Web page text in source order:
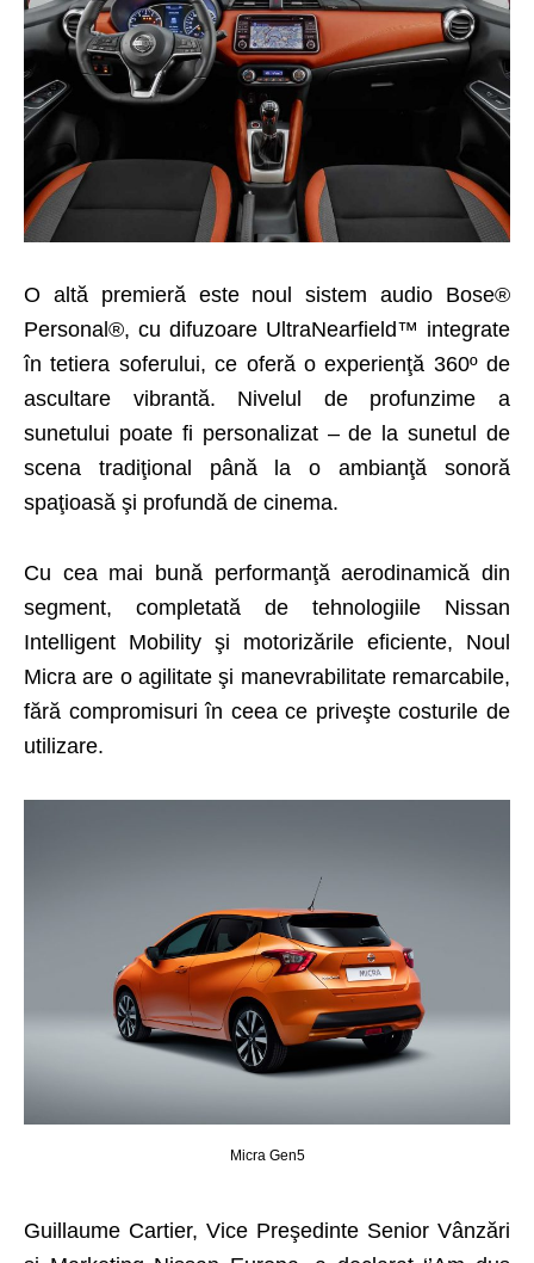
O altă premieră este noul sistem audio Bose®
Personal ®, cu difuzoare UltraNearfield™ integrate
în tetiera soferului, ce oferă o experienţă 360º de
ascultare vibrantă. Nivelul de profunzime a
sunetului poate fi personalizat – de la sunetul de
scena tradiţional până la o ambianţă sonoră
spaţioasă şi profundă de cinema.
Cu cea mai bună performanţă aerodinamică din
segment, completată de tehnologiile Nissan
Intelligent Mobility şi motorizările eficiente, Noul
Micra are o agilitate şi manevrabilitate remarcabile,
fără compromisuri în ceea ce priveşte costurile de
utilizare.
Micra Gen5
Guillaume Cartier, Vice Preşedinte Senior Vânzări